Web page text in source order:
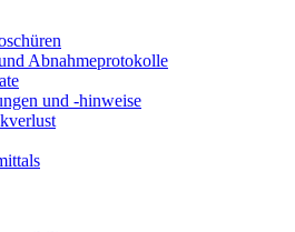
Abnahmeprotokolle
und -hinweise